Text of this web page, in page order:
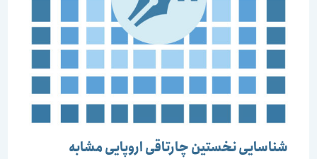
شناسایی نخستین چارتاقی اروپایی مشابه